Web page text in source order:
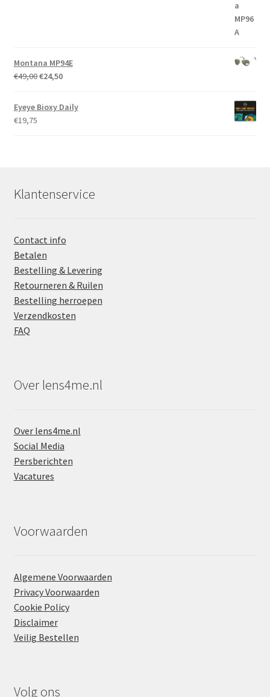
Montana MP94E
€49,00Oorspronkelijke
was:
€49,00.
€24,50Huidige
is:
€24,50.
Eyeye Bioxy Daily
€19,75
Klantenservice
Contact info
Betalen
Bestelling & Levering
Retourneren & Ruilen
Bestelling herroepen
Verzendkosten
FAQ
Over lens4me.nl
Over lens4me.nl
Social Media
Persberichten
Vacatures
Voorwaarden
Algemene Voorwaarden
Privacy Voorwaarden
Cookie Policy
Disclaimer
Veilig Bestellen
Volg ons